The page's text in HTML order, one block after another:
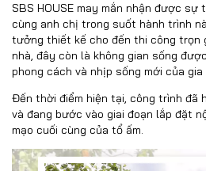
SBS HOUSE may mắn nhận được
cùng anh chị trong suốt hành trình
tưởng thiết kế cho đến thi công trọn
nhà, đây còn là không gian sống
phong cách và nhịp sống mới của
Đến thời điểm hiện tại, công trình đã
và đang bước vào giai đoạn lắp đặt
mạo cuối cùng của tổ ấm.